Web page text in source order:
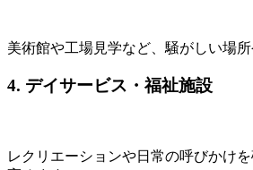
美術館や工場見学など、騒がしい場
4. デイサービス・福祉施設
レクリエーションや日常の呼びかけ